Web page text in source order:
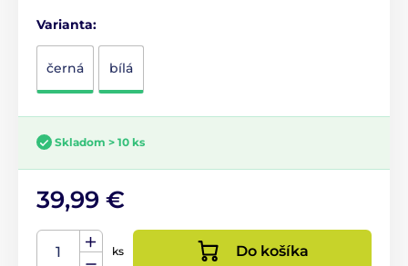
Varianta:
černá bílá
Skladom > 10 ks
39,99 €
ks Do košíka